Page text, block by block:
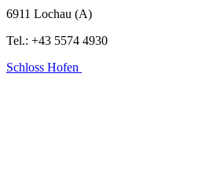
6911 Lochau (A)
Tel.: +43 5574 4930
Schloss Hofen